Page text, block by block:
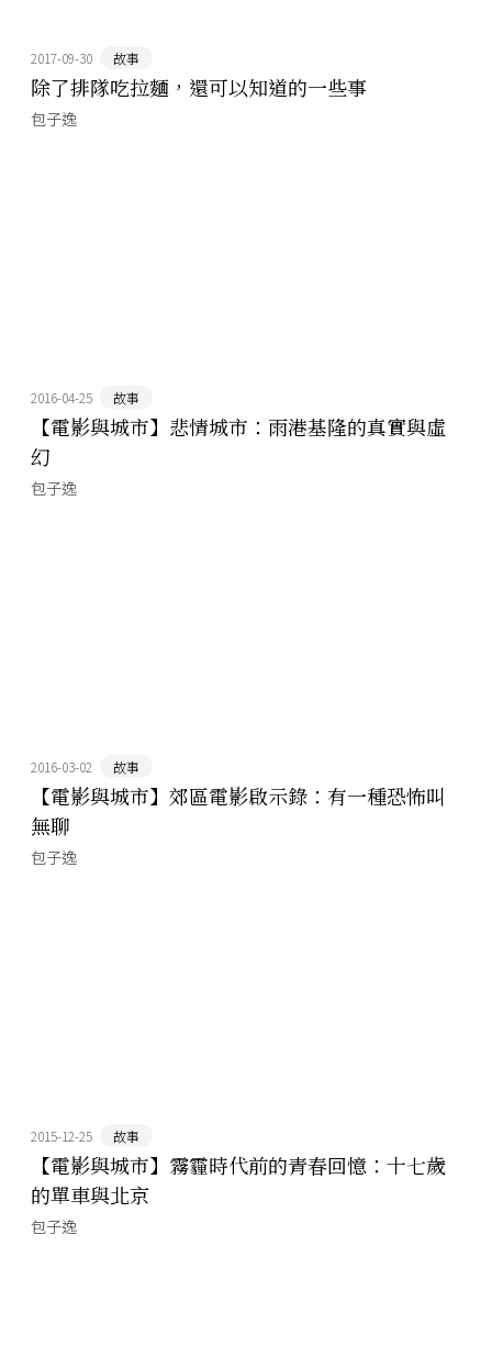
2017-09-30 故事
除了排隊吃拉麵，還可以知道的一些事
包子逸
2016-04-25 故事
【電影與城市】悲情城市：雨港基隆的真實與虛
幻
包子逸
2016-03-02 故事
【電影與城市】郊區電影啟示錄：有一種恐怖叫
無聊
包子逸
2015-12-25 故事
【電影與城市】霧霾時代前的青春回憶：十七歲
的單車與北京
包子逸